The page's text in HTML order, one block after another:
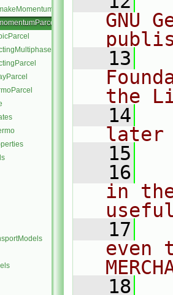
GNU
   13
the
   14
later
   15
   16
in
   17
even
   18